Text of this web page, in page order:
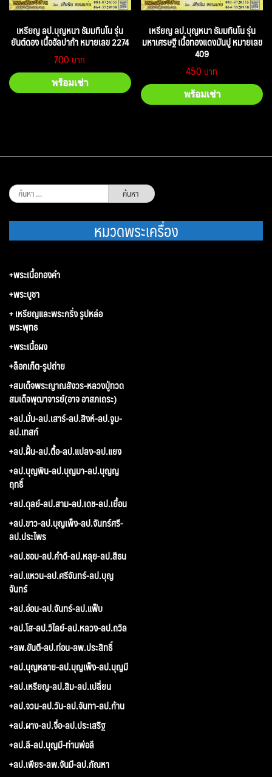
เหรียญ ลป.บุญหนา ธัมมทินโน รุ่น
ยันต์ดอง เนื้ออัลปาก้า หมายเลข 2274
700
พร้อมเช่า
เหรียญ ลป.บุญหนา ธัมมทินโน รุ่น
มหาเศรษฐี เนื้อทองแดงมันปู หมายเลข
409
450
พร้อมเช่า
ค้นหา
สำหรับ:
หมวดพระเครื่อง
+พระเนื้อทองคำ
+พระบูชา
+ เหรียญและพระกริ่ง รูปหล่อ
พระพุทธ
+พระเนื้อผง
+ล็อกเก็ต-รูปถ่าย
+สมเด็จพระญาณสังวร-หลวงปู่ทวด
สมเด็จพุฒาจารย์(อาจ อาสภเถระ)
+ลป.มั่น-ลป.เสาร์-ลป.สิงห์-ลป.จูม-
ลป.เทสก์
+ลป.ฝั้น-ลป.ตื้อ-ลป.แปลง-ลป.แยง
+ลป.บุญพิน-ลป.บุญมา-ลป.บุญญ
ฤทธิ์
+ลป.ดุลย์-ลป.สาม-ลป.เดช-ลป.เยื้อน
+ลป.ขาว-ลป.บุญเพ็ง-ลป.จันทร์ศรี-
ลป.ประไพร
+ลป.ชอบ-ลป.คำดี-ลป.หลุย-ลป.สีธน
+ลป.แหวน-ลป.ศรีจันทร์-ลป.บุญ
จันทร์
+ลป.อ่อน-ลป.จันทร์-ลป.แฟ็บ
+ลป.โส-ลป.วิไลย์-ลป.หลวง-ลป.ถวิล
+ลพ.ขันตี-ลป.ท่อน-ลพ.ประสิทธิ์
+ลป.บุญหลาย-ลป.บุญเพ็ง-ลป.บุญมี
+ลป.เหรียญ-ลป.สิม-ลป.เปลี่ยน
+ลป.จวน-ลป.วัน-ลป.จันทา-ลป.ก้าน
+ลป.ผาง-ลป.จื่อ-ลป.ประเสริฐ
+ลป.ลี-ลป.บุญมี-ท่านพ่อลี
+ลป.เพียร-ลพ.จันมี-ลป.กัณหา